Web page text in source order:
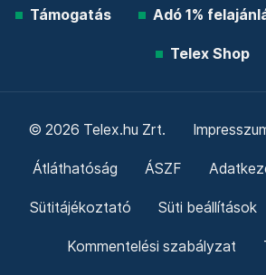
Támogatás Adó 1%
Telex Shop
© 2026 Telex.hu Zrt.
Átláthatóság ÁSZF
Sütitájékoztató Süti beállítások
Kommentelési szabályzat